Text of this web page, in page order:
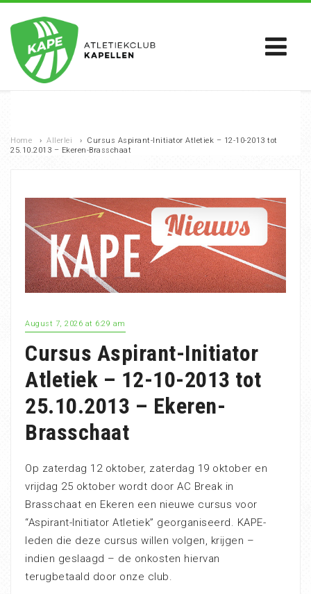
Home › Allerlei › Cursus Aspirant-Initiator Atletiek – 12-10-2013 tot
25.10.2013 – Ekeren-Brasschaat
August 7, 2026 at 6:29 am
Cursus Aspirant-Initiator
Atletiek – 12-10-2013 tot
25.10.2013 – Ekeren-
Brasschaat
Op zaterdag 12 oktober, zaterdag 19 oktober en
vrijdag 25 oktober wordt door AC Break in
Brasschaat en Ekeren een nieuwe cursus voor
“Aspirant-Initiator Atletiek” georganiseerd. KAPE-
leden die deze cursus willen volgen, krijgen –
indien geslaagd – de onkosten hiervan
terugbetaald door onze club.